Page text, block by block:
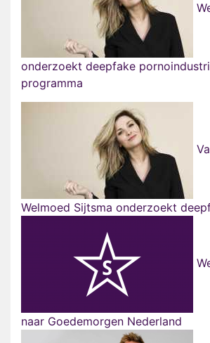
onderzoekt deepfake
programma
Welmoed Sijtsma onderzoekt
naar Goedemorgen Nederland